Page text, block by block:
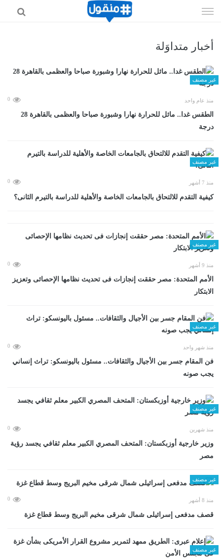
الى
أخبار متداوَلة
غير مصنف
منذ عام واحد 0
الطقس غدا.. مائل للحرارة نهارا وشبورة صباحا والعظمى بالقاهرة 28
درجة
غير مصنف
منذ 7 أشهر 0
كيفية التقدم للالتحاق بالجامعات الخاصة والأهلية للدراسة بالتيرم الثانى؟
غير مصنف
منذ 9 أشهر 0
الأمم المتحدة: مصر حققت إنجازات فى تحديث نظامها الإحصائى وتعزيز
الابتكار
غير مصنف
منذ شهر واحد 0
فن المقام جسر بين الأجيال والثقافات.. مسئول باليونسكو: تراث إنساني
يجب صونه
غير مصنف
منذ شهرين 0
وزير خارجية أوزبكستان: المتحف المصري الكبير معلم ثقافي يجسد رؤية
مصر
غير مصنف
منذ 8 أشهر 0
قصف مدفعى إسرائيلى شمال شرقى مخيم البريج وسط قطاع غزة
غير مصنف